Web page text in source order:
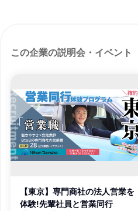
この企業の説明会・イベント
【東京】専門商社の法人営業を
体験!先輩社員と営業同行